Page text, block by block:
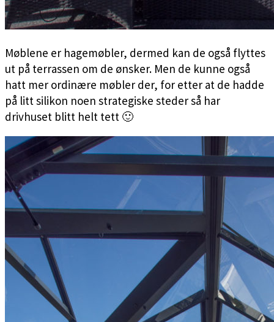
Møblene er hagemøbler, dermed kan de også flyttes
ut på terrassen om de ønsker. Men de kunne også
hatt mer ordinære møbler der, for etter at de hadde
på litt silikon noen strategiske steder så har
drivhuset blitt helt tett 🙂